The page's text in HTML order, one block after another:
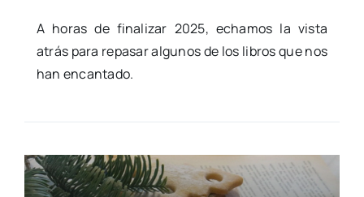
A horas de fina­li­zar 2025, echa­mos la vis­ta
atrás para repa­sar algu­nos de los libros que nos
han encan­ta­do.